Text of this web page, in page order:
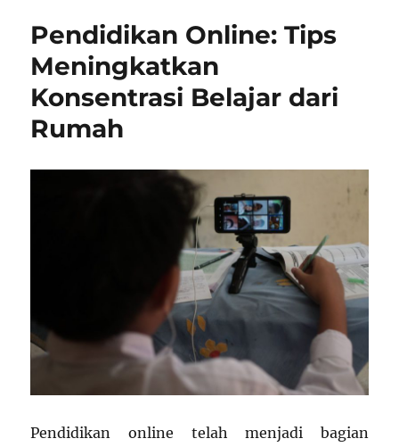
Pendidikan Online: Tips
Meningkatkan
Konsentrasi Belajar dari
Rumah
Pendidikan online telah menjadi bagian